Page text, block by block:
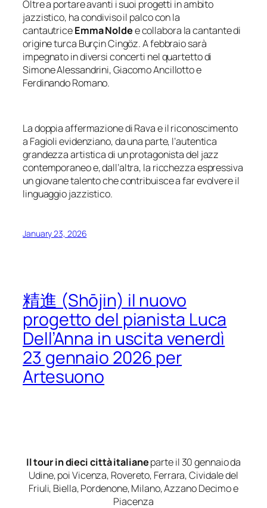
Oltre a portare avanti i suoi progetti in ambito
jazzistico, ha condiviso il palco con la
cantautriceEmma Noldee collabora la cantante di
origine turca Burçin Cingöz. A febbraio sarà
impegnato in diversi concerti nel quartetto di
Simone Alessandrini, Giacomo Ancillotto e
Ferdinando Romano.
La doppia affermazione di Rava e il riconoscimento
a Fagioli evidenziano, da una parte, l’autentica
grandezza artistica di un protagonista del jazz
contemporaneo e, dall’altra, la ricchezza espressiva
un giovane talento che contribuisce a far evolvere il
linguaggio jazzistico.
January 23, 2026
精進 (Shōjin) il nuovo
progetto del pianista Luca
Dell’Anna in uscita venerdì
23 gennaio 2026 per
Artesuono
Il tour in dieci città italianeparte il 30 gennaio da
Udine, poi Vicenza, Rovereto, Ferrara, Cividale del
Friuli, Biella, Pordenone, Milano, Azzano Decimo e
Piacenza